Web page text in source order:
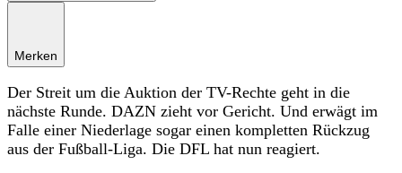
Merken
Der Streit um die Auktion der TV-Rechte geht in die
nächste Runde. DAZN zieht vor Gericht. Und erwägt im
Falle einer Niederlage sogar einen kompletten Rückzug
aus der Fußball-Liga. Die DFL hat nun reagiert.